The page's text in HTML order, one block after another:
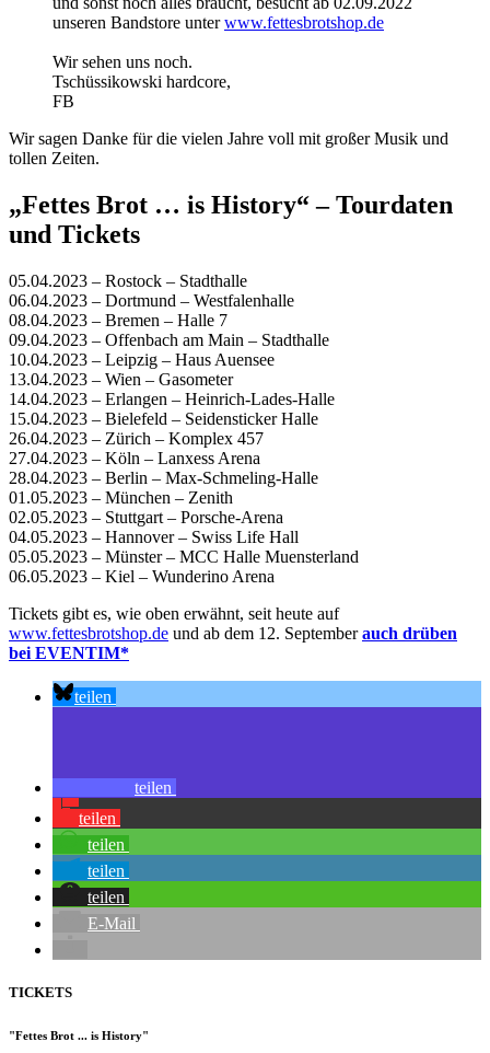
unseren Bandstore unterwww.fettesbrotshop.de
Wir sehen uns noch.
Tschüssikowski hardcore,
FB
Wir sagen Danke für die vielen Jahre voll mit großer Musik und
tollen Zeiten.
„Fettes Brot … is History“ – Tourdaten
und Tickets
05.04.2023 – Rostock – Stadthalle
06.04.2023 – Dortmund – Westfalenhalle
08.04.2023 – Bremen – Halle 7
09.04.2023 – Offenbach am Main – Stadthalle
10.04.2023 – Leipzig – Haus Auensee
13.04.2023 – Wien – Gasometer
14.04.2023 – Erlangen – Heinrich-Lades-Halle
15.04.2023 – Bielefeld – Seidensticker Halle
26.04.2023 – Zürich – Komplex 457
27.04.2023 – Köln – Lanxess Arena
28.04.2023 – Berlin – Max-Schmeling-Halle
01.05.2023 – München – Zenith
02.05.2023 – Stuttgart – Porsche-Arena
04.05.2023 – Hannover – Swiss Life Hall
05.05.2023 – Münster – MCC Halle Muensterland
06.05.2023 – Kiel – Wunderino Arena
Tickets gibt es, wie oben erwähnt, seit heute auf
www.fettesbrotshop.de und ab dem 12. Septemberauch drüben
bei EVENTIM*
teilen
teilen
teilen
teilen
teilen
teilen
E-Mail
TICKETS
"Fettes Brot ... is History"